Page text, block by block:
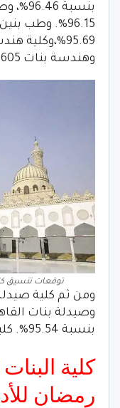
وهندسة بنات 605، وهندسة بنين قنا 593.
توقعات تنسيق
بنسبة 95.54%. كلية التمريض بنات 596.
كلية
رمضان